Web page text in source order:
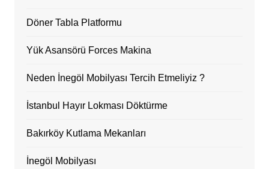
Döner Tabla Platformu
Yük Asansörü Forces Makina
Neden İnegöl Mobilyası Tercih Etmeliyiz ?
İstanbul Hayır Lokması Döktürme
Bakırköy Kutlama Mekanları
İnegöl Mobilyası